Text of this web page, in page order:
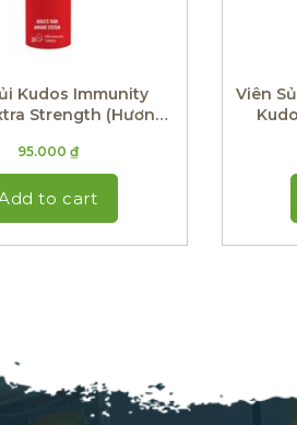
Kudos Immunity
Strength (Hương
95.000 ₫
to cart
Viên